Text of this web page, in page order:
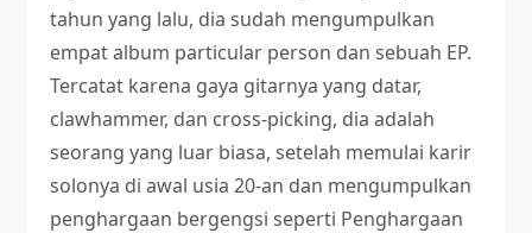
tahun yang lalu, dia sudah mengumpulkan
empat album particular person dan sebuah EP.
Tercatat karena gaya gitarnya yang datar,
clawhammer, dan cross-picking, dia adalah
seorang yang luar biasa, setelah memulai karir
solonya di awal usia 20-an dan mengumpulkan
penghargaan bergengsi seperti Penghargaan